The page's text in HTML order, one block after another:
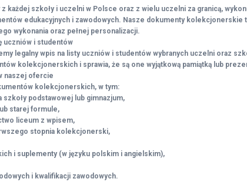
każdej szkoły i uczelni w Polsce oraz z wielu uczelni za granicą,
edukacyjnych i zawodowych. Nasze dokumenty kolekcjonerskie
wykonania oraz pełnej personalizacji.
uczniów i studentów
legalny wpis na listy uczniów i studentów wybranych uczelni oraz
kolekcjonerskich i sprawia, że są one wyjątkową pamiątką lub
naszej ofercie
kolekcjonerskich, w tym:
podstawowej lub gimnazjum,
starej formule,
liceum z wpisem,
stopnia kolekcjonerski,
i suplementy (w języku polskim i angielskim),
i kwalifikacji zawodowych.